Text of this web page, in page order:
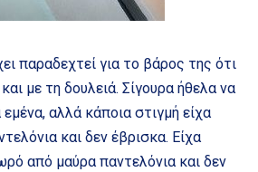
παραδεχτεί για το βάρος της ότι
με τη δουλειά. Σίγουρα ήθελα να
αλλά κάποια στιγμή είχα
και δεν έβρισκα. Είχα
από μαύρα παντελόνια και δεν